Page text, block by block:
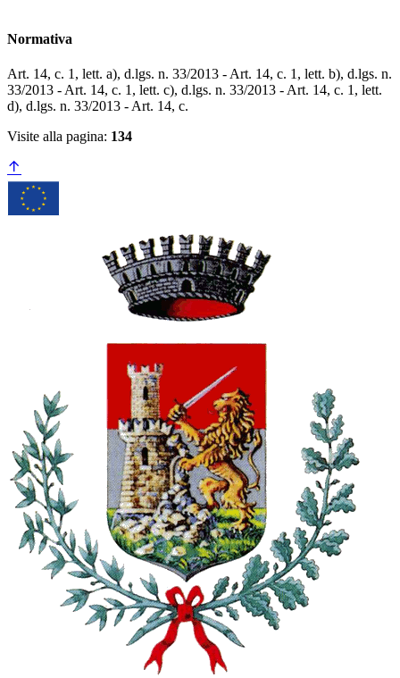
Normativa
Art. 14, c. 1, lett. a), d.lgs. n. 33/2013 - Art. 14, c. 1, lett. b), d.lgs. n.
33/2013 - Art. 14, c. 1, lett. c), d.lgs. n. 33/2013 - Art. 14, c. 1, lett.
d), d.lgs. n. 33/2013 - Art. 14, c.
Visite alla pagina: 134